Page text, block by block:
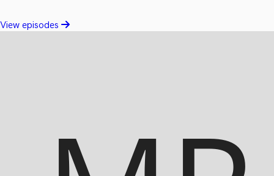
View episodes